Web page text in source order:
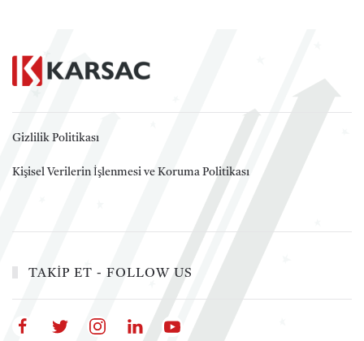
Gizlilik Politikası
Kişisel Verilerin İşlenmesi ve Koruma Politikası
TAKİP ET - FOLLOW US